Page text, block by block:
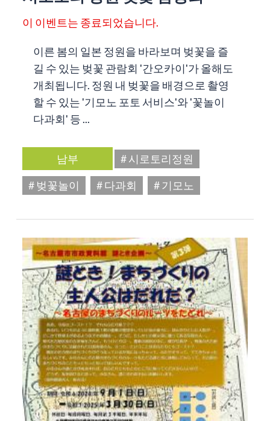
이 이벤트는 종료되었습니다.
이른 봄의 일본 정원을 바라보며 벚꽃을 즐
길 수 있는 벚꽃 관람회 '간오카이'가 올해도
개최됩니다. 정원 내 벚꽃을 배경으로 촬영
할 수 있는 '기모노 포토 서비스'와 '꽃놀이
다과회' 등 ...
남부
# 시로토리정원
# 벚꽃놀이
# 다과회 # 기모노